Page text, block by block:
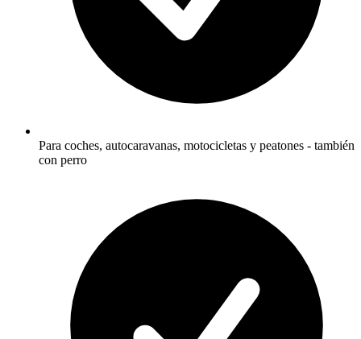
Para coches, autocaravanas, motocicletas y peatones - también
con perro